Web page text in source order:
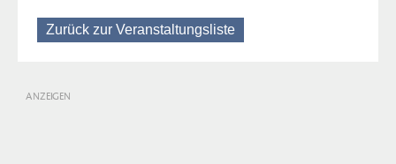
Zurück zur Veranstaltungsliste
ANZEIGEN